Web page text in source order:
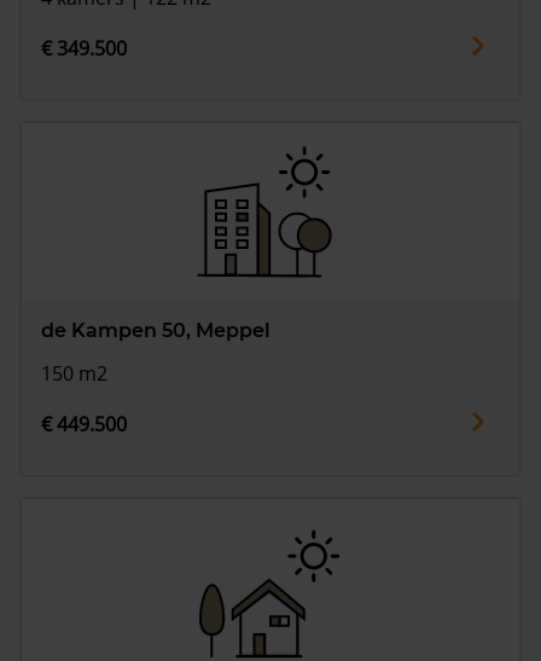
€ 349.500
de Kampen 50, Meppel
150 m2
€ 449.500